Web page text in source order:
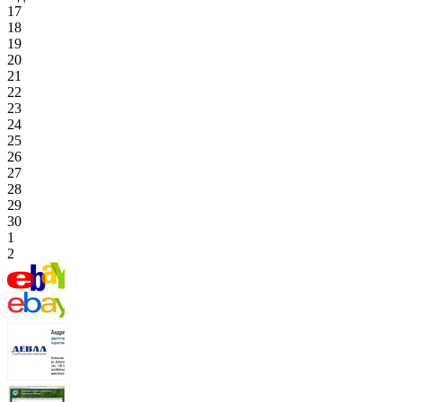
17
18
19
20
21
22
23
24
25
26
27
28
29
30
1
2